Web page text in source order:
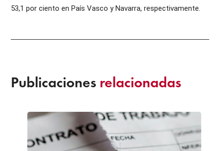
53,1 por ciento en País Vasco y Navarra, respectivamente.
Publicaciones relacionadas